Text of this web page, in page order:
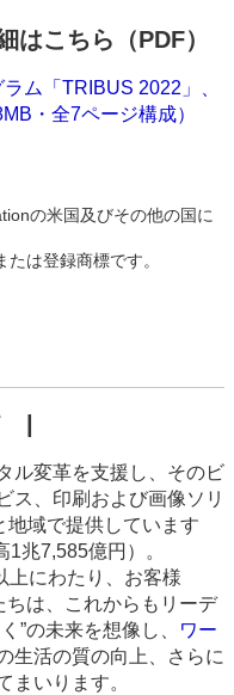
はこちら（PDF）
ム「TRIBUS 2022」、
・全7ページ構成）
の米国及びその他の国に
は登録商標です。
|
ル変革を支援し、そのビ
ス、印刷および画像ソリ
地域で提供しています
1兆7,585億円）。
にわたり、お客様
ちは、これからもリーデ
”の未来を想像し、
ワー
生活の質の向上、さらに
まいります。